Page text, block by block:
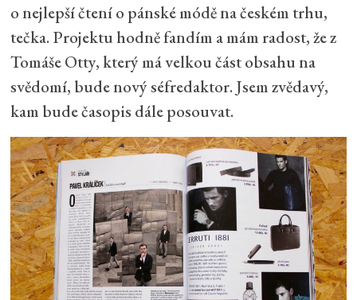
o nejlepší čtení o pánské módě na českém trhu,
tečka. Projektu hodně fandím a mám radost, že z
Tomáše Otty, který má velkou část obsahu na
svědomí, bude nový séfredaktor. Jsem zvědavý,
kam bude časopis dále posouvat.